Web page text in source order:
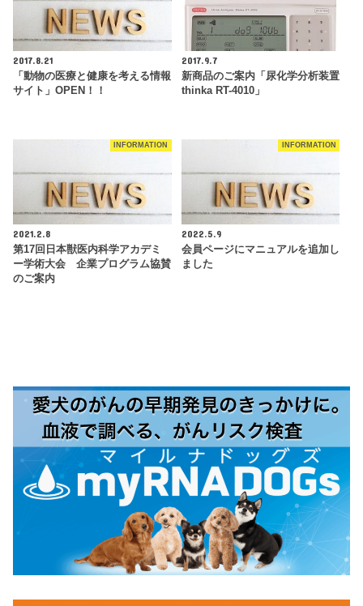
2017.8.21
「動物の医療と健康を考える情報
サイト」OPEN！！
2017.9.7
新商品のご案内「尿化学分析装置
thinka RT-4010」
INFORMATION
2021.2.8
第17回日本獣医内科学アカデミ
ー学術大会 企業プログラム協賛
のご案内
INFORMATION
2022.5.9
会員ページにマニュアルを追加し
ました